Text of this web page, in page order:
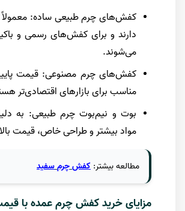
کفش‌های چرم طبیعی ساده: معمولاً
دارند و برای کفش‌های رسمی و
می‌شوند.
کفش‌های چرم مصنوعی: قیمت
مناسب برای بازارهای اقتصادی‌تر
بوت و نیم‌بوت چرم طبیعی: به
مواد بیشتر و طراحی خاص، قیمت
مطالعهبیشتر: کفشچرمسفید
مزایای خرید کفش چرم عمده با